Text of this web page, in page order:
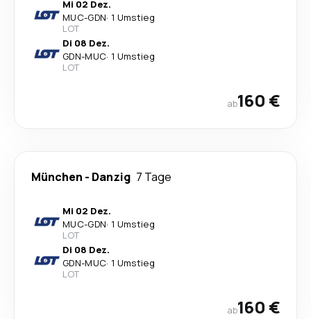
Mi 02 Dez.
MUC-GDN· 1 Umstieg
LOT
Di 08 Dez.
GDN-MUC· 1 Umstieg
LOT
ab160 €
München - Danzig 7 Tage
Mi 02 Dez.
MUC-GDN· 1 Umstieg
LOT
Di 08 Dez.
GDN-MUC· 1 Umstieg
LOT
ab160 €